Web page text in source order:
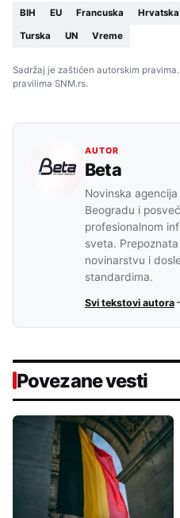
BIH EU Francuska Hrvatska
Turska UN Vreme
Sadržaj je zaštićen autorskim
pravilima SNM.rs.
AUTOR
Beta
Novinska
Beogradu i
profesionalnom
sveta.
novinarstvu i
standardima.
Svi tekstovi autora
Povezane vesti